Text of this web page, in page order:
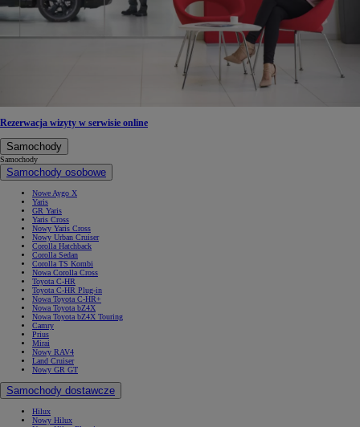
Rezerwacja wizyty w serwisie online
Samochody
Samochody
Samochody osobowe
Nowe Aygo X
Yaris
GR Yaris
Yaris Cross
Nowy Yaris Cross
Nowy Urban Cruiser
Corolla Hatchback
Corolla Sedan
Corolla TS Kombi
Nowa Corolla Cross
Toyota C-HR
Toyota C-HR Plug-in
Nowa Toyota C-HR+
Nowa Toyota bZ4X
Nowa Toyota bZ4X Touring
Camry
Prius
Mirai
Nowy RAV4
Land Cruiser
Nowy GR GT
Samochody dostawcze
Hilux
Nowy Hilux